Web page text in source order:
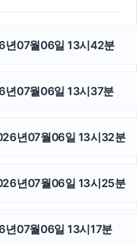
스타그램 팔로워
영등포하수구막힘
인천하수구막힘
년07월06일 13시42분
년07월06일 13시37분
년07월06일 13시32분
년07월06일 13시25분
년07월06일 13시17분